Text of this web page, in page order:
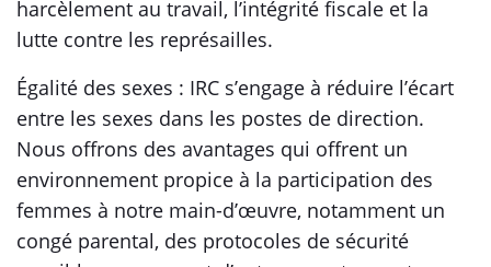
harcèlement au travail, l’intégrité fiscale et la
lutte contre les représailles.
Égalité des sexes : IRC s’engage à réduire l’écart
entre les sexes dans les postes de direction.
Nous offrons des avantages qui offrent un
environnement propice à la participation des
femmes à notre main-d’œuvre, notamment un
congé parental, des protocoles de sécurité